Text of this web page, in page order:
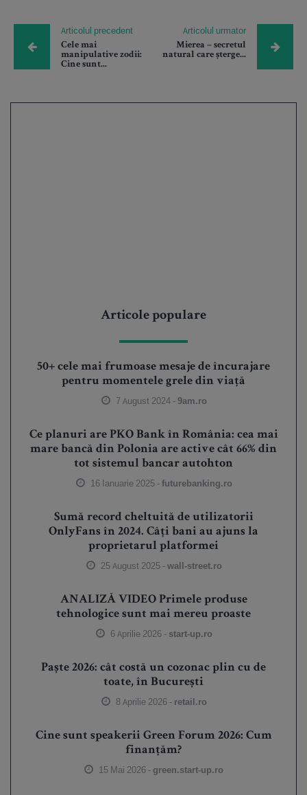
Articolul precedent
Cele mai
manipulative zodii:
Cine sunt...
Articolul urmator
Mierea – secretul
natural care șterge...
Articole populare
50+ cele mai frumoase mesaje de încurajare
pentru momentele grele din viață
7 August 2024 -9am.ro
Ce planuri are PKO Bank în România: cea mai
mare bancă din Polonia are active cât 66% din
tot sistemul bancar autohton
16 Ianuarie 2025 -futurebanking.ro
Sumă record cheltuită de utilizatorii
OnlyFans în 2024. Câți bani au ajuns la
proprietarul platformei
25 August 2025 -wall-street.ro
ANALIZĂ VIDEO Primele produse
tehnologice sunt mai mereu proaste
6 Aprilie 2026 - start-up.ro
Paște 2026: cât costă un cozonac plin cu de
toate, în București
8 Aprilie 2026 - retail.ro
Cine sunt speakerii Green Forum 2026: Cum
finanțăm?
15 Mai 2026 - green.start-up.ro